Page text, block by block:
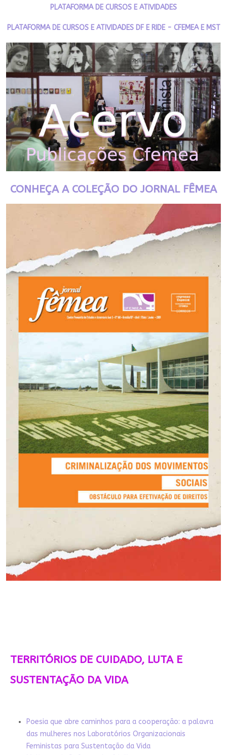
PLATAFORMA DE CURSOS E ATIVIDADES
PLATAFORMA DE CURSOS E ATIVIDADES DF E RIDE - CFEMEA E MST
CONHEÇA A COLEÇÃO DO JORNAL FÊMEA
TERRITÓRIOS DE CUIDADO, LUTA E
SUSTENTAÇÃO DA VIDA
Poesia que abre caminhos para a cooperação: a palavra
das mulheres nos Laboratórios Organizacionais
Feministas para Sustentação da Vida